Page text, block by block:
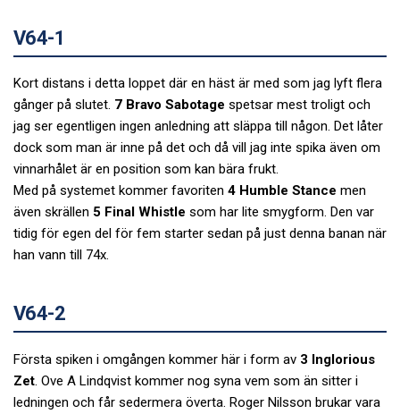
V64-1
Kort distans i detta loppet där en häst är med som jag lyft flera
gånger på slutet. 7 Bravo Sabotage spetsar mest troligt och
jag ser egentligen ingen anledning att släppa till någon. Det låter
dock som man är inne på det och då vill jag inte spika även om
vinnarhålet är en position som kan bära frukt.
Med på systemet kommer favoriten 4 Humble Stance men
även skrällen 5 Final Whistle som har lite smygform. Den var
tidig för egen del för fem starter sedan på just denna banan när
han vann till 74x.
V64-2
Första spiken i omgången kommer här i form av 3 Inglorious
Zet. Ove A Lindqvist kommer nog syna vem som än sitter i
ledningen och får sedermera överta. Roger Nilsson brukar vara